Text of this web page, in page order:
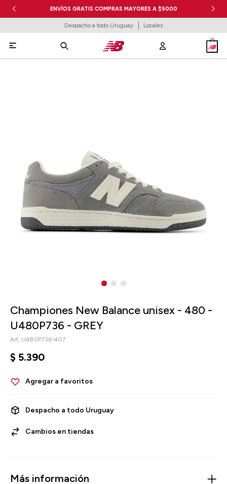
ENVÍOS GRATIS COMPRAS MAYORES A $5000
Despacho a todo Uruguay Locales

Championes New Balance unisex - 480 -
U480P736 - GREY
U480P736-407
$ 5.390
Despacho a todo Uruguay
Cambios en tiendas
Más información